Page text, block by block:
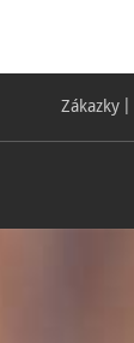
Zákazky